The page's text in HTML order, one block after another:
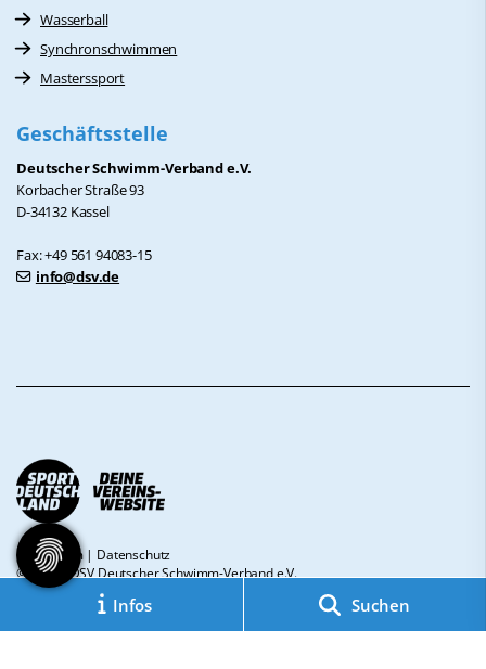
Infos Suchen
Wasserball
Synchronschwimmen
Masterssport
Geschäftsstelle
Deutscher Schwimm-Verband e.V.
Korbacher Straße 93
D-34132 Kassel
Fax: +49 561 94083-15
info@dsv.de
Impressum| Datenschutz
© 2026 - DSV Deutscher Schwimm-Verband e.V.
Diese Website ist gefördert durch das Projekt
„Sportdeutschland – Deine